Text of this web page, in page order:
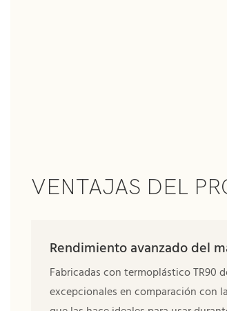
VENTAJAS DEL
Rendimiento avanzado del
Fabricadas con termoplástico TR90
excepcionales en comparación con